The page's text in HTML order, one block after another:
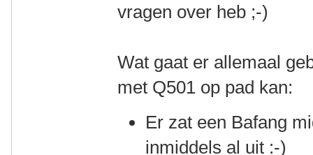
vragen over heb ;-)
Wat gaat er allemaal
met Q501 op pad kan:
Er zat een Bafang
inmiddels al uit :-)